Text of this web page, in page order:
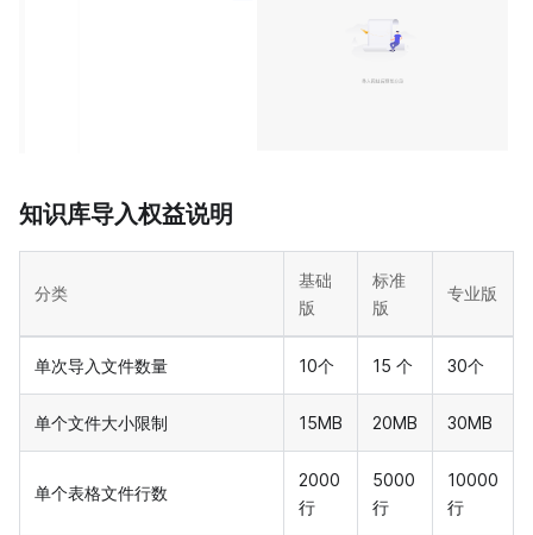
知识库导入权益说明
分类
基础
版
标准
版
专业版
单次导入文件数量 10个 15 个 30个
单个文件大小限制 15MB 20MB 30MB
单个表格文件行数
2000
行
5000
行
10000
行